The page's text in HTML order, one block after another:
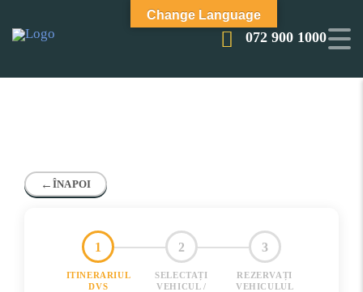
072 900 1000
← ÎNAPOI
1
ITINERARIUL
DVS
2
SELECTAȚI
VEHICUL /
3
REZERVAȚI
VEHICULUL
Change Language